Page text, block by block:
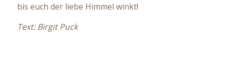
bis euch der liebe Himmel winkt!
Text: Birgit Puck